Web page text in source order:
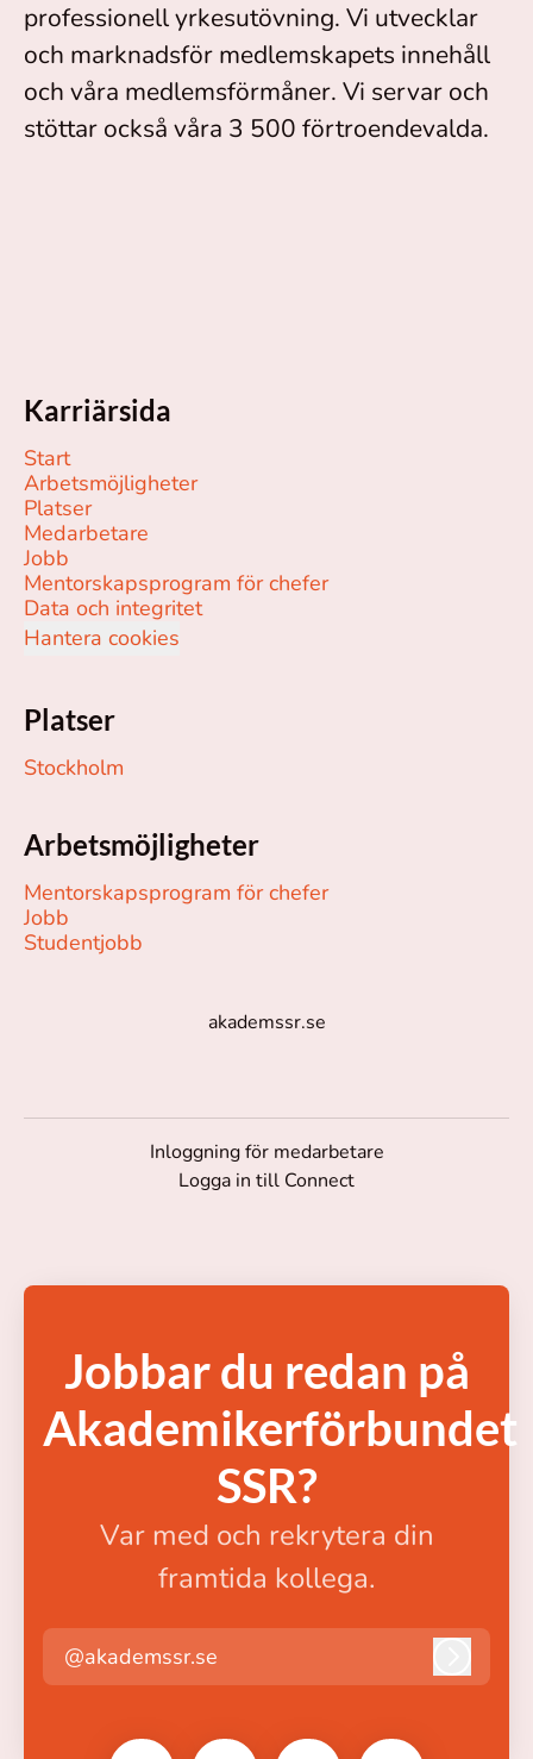
professionell yrkesutövning. Vi utvecklar
och marknadsför medlemskapets innehåll
och våra medlemsförmåner. Vi servar och
stöttar också våra 3 500 förtroendevalda.
Karriärsida
Start
Arbetsmöjligheter
Platser
Medarbetare
Jobb
Mentorskapsprogram för chefer
Data och integritet
Hantera cookies
Platser
Stockholm
Arbetsmöjligheter
Mentorskapsprogram för chefer
Jobb
Studentjobb
akademssr.se
Inloggning för medarbetare
Logga in till Connect
Jobbar du redan på
Akademikerförbundet
SSR?
Var med och rekrytera din
framtida kollega.
@akademssr.se